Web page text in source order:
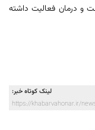
و درمان فعالیت داشته
لینک کوتاه خبر:
https://khabarvahonar.ir/